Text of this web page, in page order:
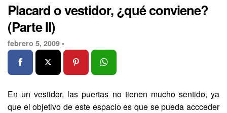
Placard o vestidor, ¿qué conviene?
(Parte II)
febrero 5, 2009 •
En un vestidor, las puertas no tienen mucho sentido, ya
que el objetivo de este espacio es que se pueda accceder